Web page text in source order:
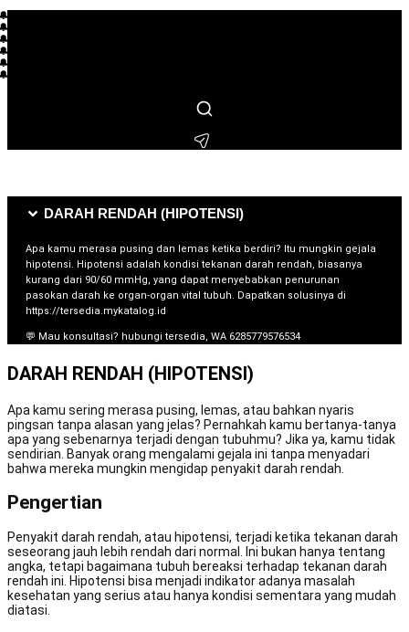
L*** membeli beberapa jam lalu
S***** membeli beberapa menit lalu
F**** membeli beberapa jam lalu
T**** membeli beberapa hari lalu
H*** membeli beberapa menit lalu
B**** membeli beberapa menit lalu
DARAH RENDAH (HIPOTENSI)
Apa kamu merasa pusing dan lemas ketika berdiri? Itu mungkin gejala
hipotensi. Hipotensi adalah kondisi tekanan darah rendah, biasanya
kurang dari 90/60 mmHg, yang dapat menyebabkan penurunan
pasokan darah ke organ-organ vital tubuh. Dapatkan solusinya di
https://tersedia.mykatalog.id
💬 Mau konsultasi? hubungi tersedia, WA 6285779576534
DARAH RENDAH (HIPOTENSI)
Apa kamu sering merasa pusing, lemas, atau bahkan nyaris
pingsan tanpa alasan yang jelas? Pernahkah kamu bertanya-tanya
apa yang sebenarnya terjadi dengan tubuhmu? Jika ya, kamu tidak
sendirian. Banyak orang mengalami gejala ini tanpa menyadari
bahwa mereka mungkin mengidap penyakit darah rendah.
Pengertian
Penyakit darah rendah, atau hipotensi, terjadi ketika tekanan darah
seseorang jauh lebih rendah dari normal. Ini bukan hanya tentang
angka, tetapi bagaimana tubuh bereaksi terhadap tekanan darah
rendah ini. Hipotensi bisa menjadi indikator adanya masalah
kesehatan yang serius atau hanya kondisi sementara yang mudah
diatasi.